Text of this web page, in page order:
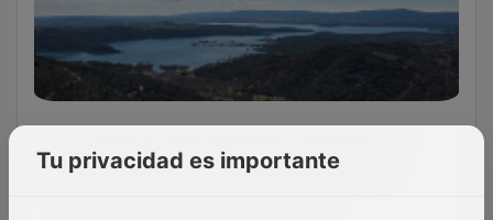
Las reservas de Entrepeñas y Buendía, al
58,87% de su capacidad tras caer 19,86
hectómetros y acumular 1.482,51
Tu privacidad es importante